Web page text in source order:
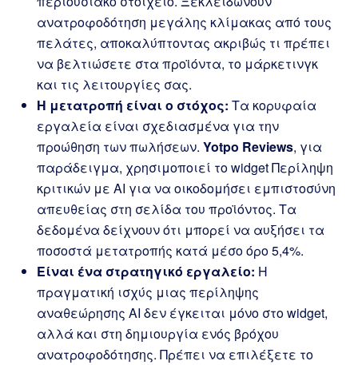
ανατροφοδότηση μεγάλης κλίμακας από τους
πελάτες, αποκαλύπτοντας ακριβώς τι πρέπει
να βελτιώσετε στα προϊόντα, το μάρκετινγκ
και τις λειτουργίες σας.
Η μετατροπή είναι ο στόχος: Τα κορυφαία
εργαλεία είναι σχεδιασμένα για την
προώθηση των πωλήσεων. Yotpo Reviews, για
παράδειγμα, χρησιμοποιεί το widget Περίληψη
κριτικών με AI για να οικοδομήσει εμπιστοσύνη
απευθείας στη σελίδα του προϊόντος. Τα
δεδομένα δείχνουν ότι μπορεί να αυξήσει τα
ποσοστά μετατροπής κατά μέσο όρο 5,4%.
Είναι ένα στρατηγικό εργαλείο: Η
πραγματική ισχύς μιας περίληψης
αναθεώρησης AI δεν έγκειται μόνο στο widget,
αλλά και στη δημιουργία ενός βρόχου
ανατροφοδότησης. Πρέπει να επιλέξετε το